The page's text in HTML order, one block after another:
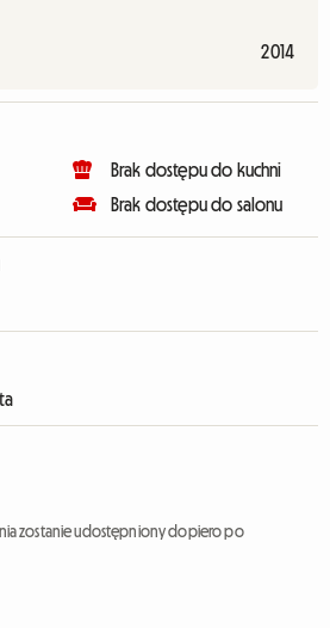
2014
Brak dostępu do kuchni
Brak dostępu do salonu
zostanie udostępniony dopiero po